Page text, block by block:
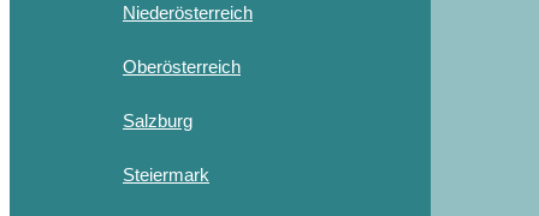
Niederösterreich
Oberösterreich
Salzburg
Steiermark